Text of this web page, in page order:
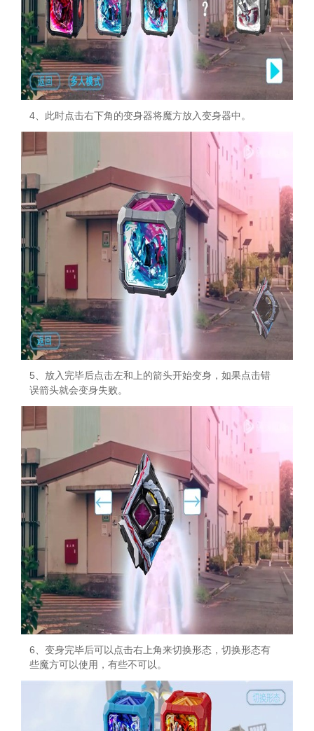
4、此时点击右下角的变身器将魔方放入变身器中。
5、放入完毕后点击左和上的箭头开始变身，如果点击错
误箭头就会变身失败。
6、变身完毕后可以点击右上角来切换形态，切换形态有
些魔方可以使用，有些不可以。